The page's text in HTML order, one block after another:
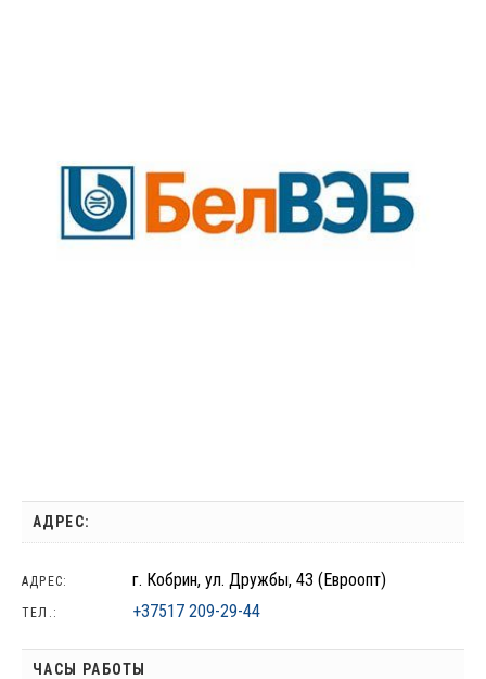
АДРЕС:
АДРЕС: г. Кобрин, ул. Дружбы, 43 (Евроопт)
ТЕЛ.: +37517 209-29-44
ЧАСЫ РАБОТЫ